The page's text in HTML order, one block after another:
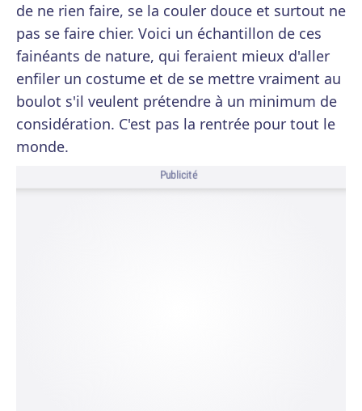
de ne rien faire, se la couler douce et surtout ne
pas se faire chier. Voici un échantillon de ces
fainéants de nature, qui feraient mieux d'aller
enfiler un costume et de se mettre vraiment au
boulot s'il veulent prétendre à un minimum de
considération. C'est pas la rentrée pour tout le
monde.
Publicité